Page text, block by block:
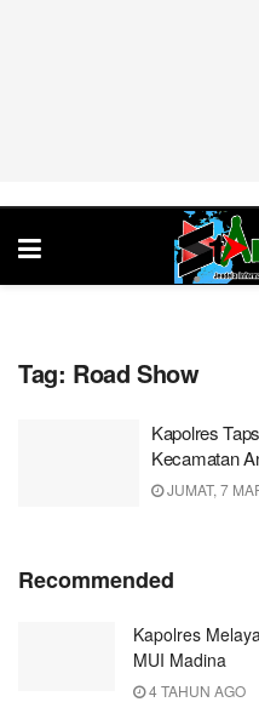
Tag: Road Show
Kapolres
Kecamatan
JUMAT, 7
Recommended
Kapolres
MUI Madina
4 TAHUN AGO